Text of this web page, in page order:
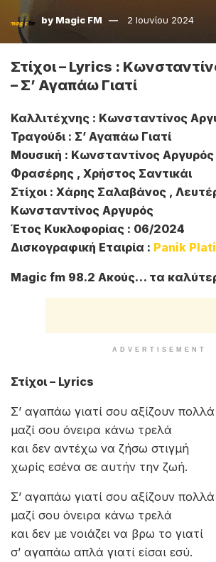
by Magic FM 2 Ιουνίου 2024
Στίχοι – Lyrics :
– Σ’ Αγαπάω Γιατί
Καλλιτέχνης : Κωνσταντίνος
Τραγούδι : Σ’ Αγαπάω Γιατί
Μουσική : Κωνσταντίνος Αργυρός
Φρασέρης , Χρήστος Σαντικάι
Στίχοι : Χάρης Σαλαβάνος ,
Κωνσταντίνος Αργυρός
Έτος Κυκλοφορίας : 06/2024
Δισκογραφική Εταιρία : Panik
Magic fm 98.2 Ακούς… τα
ADVERTISEMENT
Στίχοι – Lyrics
Σ’ αγαπάω γιατί σου αξίζουν πολλά
μαζί σου όνειρα κάνω τρελά
και δεν αντέχω να ζήσω στιγμή
χωρίς εσένα σε αυτήν την ζωή.
Σ’ αγαπάω γιατί σου αξίζουν πολλά
μαζί σου όνειρα κάνω τρελά
και δεν με νοιάζει να βρω το γιατί
σ’ αγαπάω απλά γιατί είσαι εσύ.